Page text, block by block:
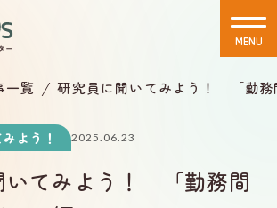
MENU
一覧 研究員に聞いてみよう！ 「勤
よう！ 2025.06.23
いてみよう！ 「勤務間